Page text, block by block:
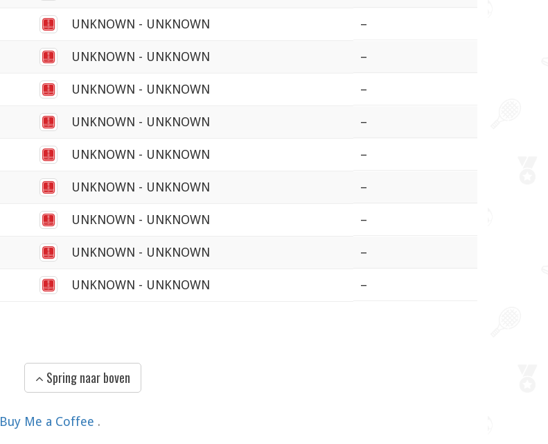
UNKNOWN - UNKNOWN –
UNKNOWN - UNKNOWN –
UNKNOWN - UNKNOWN –
UNKNOWN - UNKNOWN –
UNKNOWN - UNKNOWN –
UNKNOWN - UNKNOWN –
UNKNOWN - UNKNOWN –
UNKNOWN - UNKNOWN –
UNKNOWN - UNKNOWN –
Spring naar boven
Buy Me a Coffee .